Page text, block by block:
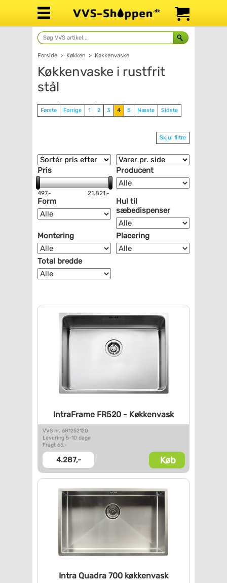
Forside > Køkken > Køkkenvaske
Køkkenvaske i rustfrit
stål
Første Forrige 1 2 3 4 5 Næste Sidste
Skjul filtre
Pris
497,- 21.821,-
Producent
Form
Hul til
sæbedispenser
Montering Placering
Total bredde
IntraFrame FR520 - Køkkenvask
VVS nr. 681252120
Levering 5-10 dage
Fragt 65,-
4.287,- Køb
Intra Quadra 700 køkkenvask